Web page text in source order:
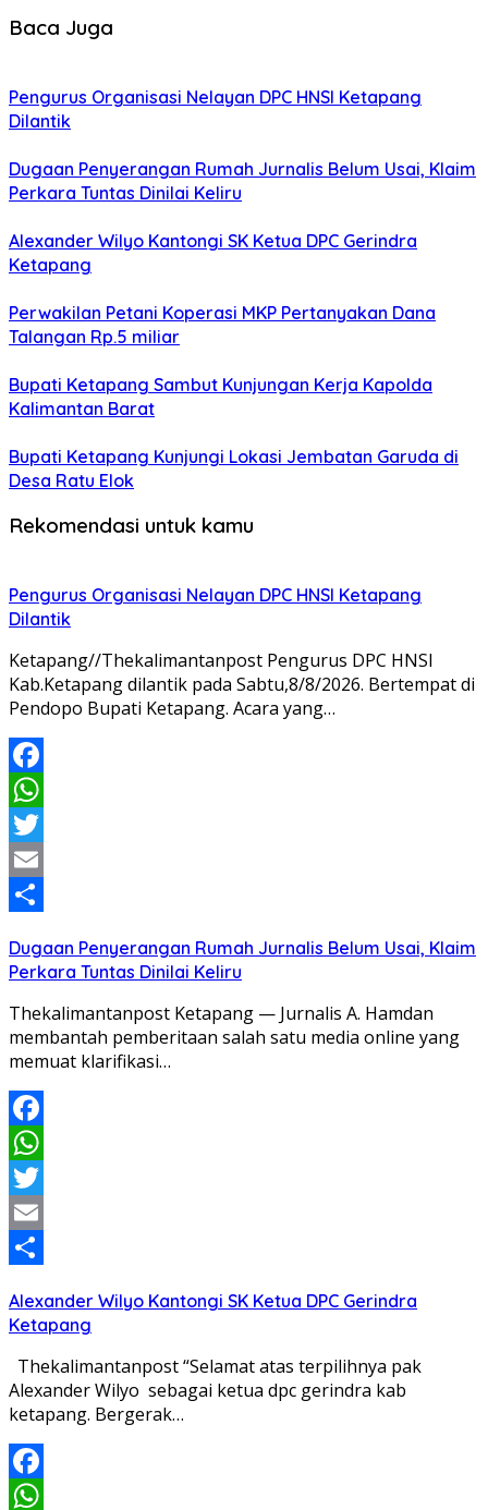
Baca Juga
Pengurus Organisasi Nelayan DPC HNSI Ketapang
Dilantik
Dugaan Penyerangan Rumah Jurnalis Belum Usai, Klaim
Perkara Tuntas Dinilai Keliru
Alexander Wilyo Kantongi SK Ketua DPC Gerindra
Ketapang
Perwakilan Petani Koperasi MKP Pertanyakan Dana
Talangan Rp.5 miliar
Bupati Ketapang Sambut Kunjungan Kerja Kapolda
Kalimantan Barat
Bupati Ketapang Kunjungi Lokasi Jembatan Garuda di
Desa Ratu Elok
Rekomendasi untuk kamu
Pengurus Organisasi Nelayan DPC HNSI Ketapang
Dilantik
Ketapang//Thekalimantanpost Pengurus DPC HNSI
Kab.Ketapang dilantik pada Sabtu,8/8/2026. Bertempat di
Pendopo Bupati Ketapang. Acara yang…
Facebook
WhatsApp
Twitter
Email
Dugaan Penyerangan Rumah Jurnalis Belum Usai, Klaim
Perkara Tuntas Dinilai Keliru
Thekalimantanpost Ketapang — Jurnalis A. Hamdan
membantah pemberitaan salah satu media online yang
memuat klarifikasi…
Facebook
WhatsApp
Twitter
Email
Alexander Wilyo Kantongi SK Ketua DPC Gerindra
Ketapang
Thekalimantanpost “Selamat atas terpilihnya pak
Alexander Wilyo sebagai ketua dpc gerindra kab
ketapang. Bergerak…
Facebook